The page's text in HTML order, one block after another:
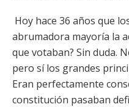
Hoy hace 36 años que
abrumadora mayoría la
que votaban? Sin duda.
pero sí los grandes
Eran perfectamente
constitución pasaban